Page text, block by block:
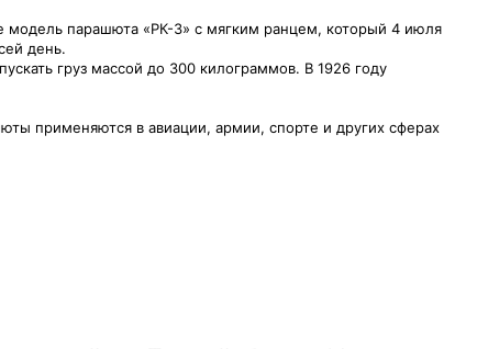
модель парашюта «РК-3» с мягким ранцем, который 4 июля
день.
груз массой до 300 килограммов. В 1926 году
применяются в авиации, армии, спорте и других сферах